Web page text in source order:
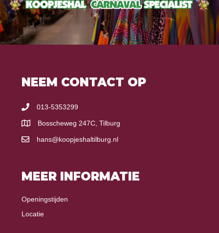
NEEM CONTACT OP
013-5353299
Bosscheweg 247C, Tilburg
hans@koopjeshaltilburg.nl
MEER INFORMATIE
Openingstijden
Locatie